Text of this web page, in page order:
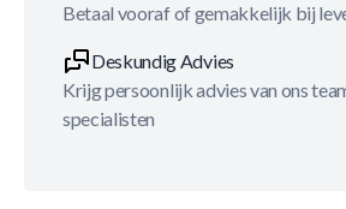
Betaal vooraf of gemakkelijk bij
Deskundig Advies
Krijg persoonlijk advies van ons
specialisten